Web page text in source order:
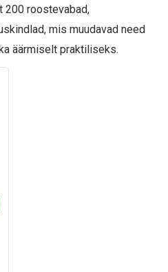
200 roostevabad,
mis muudavad need
äärmiselt praktiliseks.